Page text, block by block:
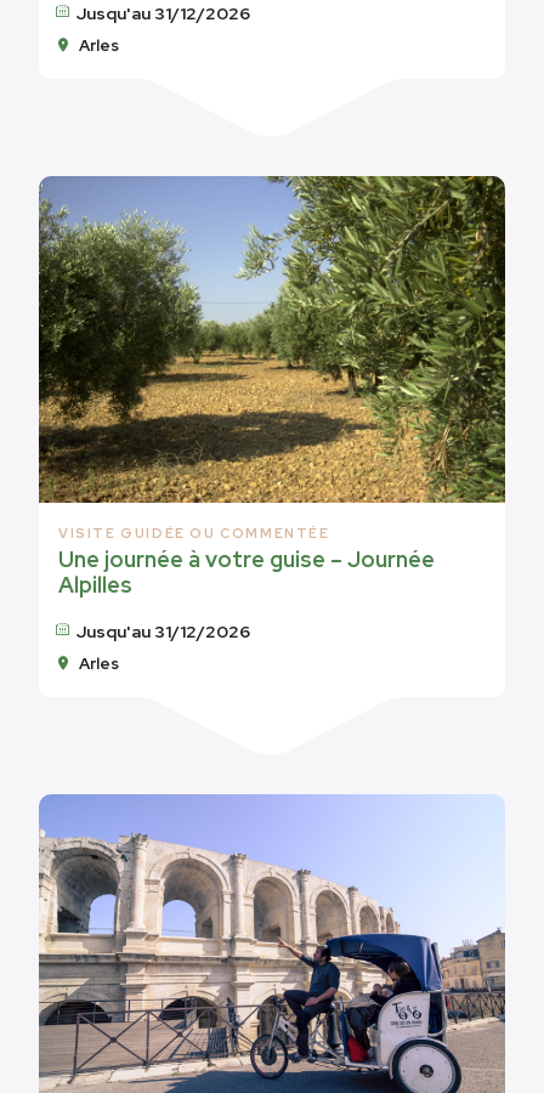
Jusqu'au 31/12/2026
Arles
VISITE GUIDÉE OU COMMENTÉE
Une journée à votre guise – Journée
Alpilles
Jusqu'au 31/12/2026
Arles